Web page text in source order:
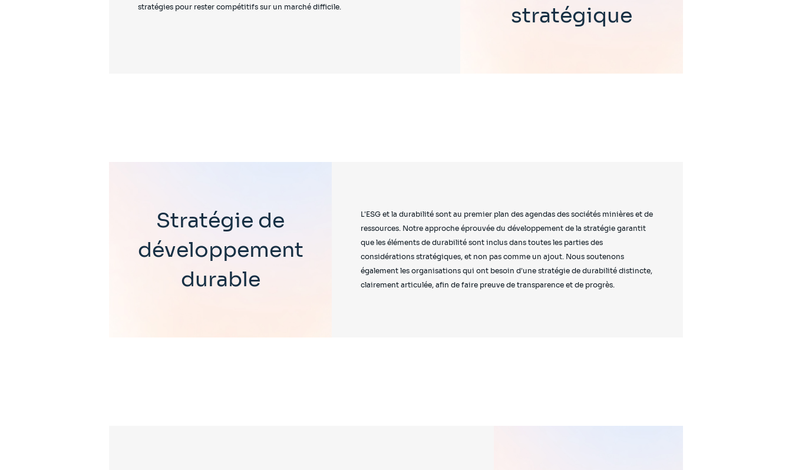
stratégique
stratégies pour rester compétitifs sur un marché difficile.
Stratégie de
développement
durable
L'ESG et la durabilité sont au premier plan des agendas des sociétés minières et de
ressources. Notre approche éprouvée du développement de la stratégie garantit
que les éléments de durabilité sont inclus dans toutes les parties des
considérations stratégiques, et non pas comme un ajout. Nous soutenons
également les organisations qui ont besoin d'une stratégie de durabilité distincte,
clairement articulée, afin de faire preuve de transparence et de progrès.